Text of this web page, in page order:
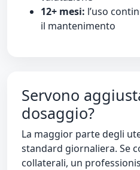
12+ mesi: l’uso
il mantenimento
Servono
dosaggio?
La maggior parte degli
standard giornaliera. Se
collaterali, un